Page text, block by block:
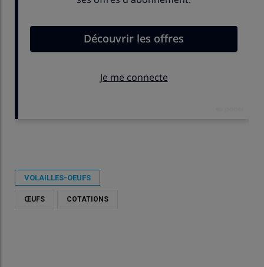
VOLAILLES-OEUFS
ŒUFS COTATIONS